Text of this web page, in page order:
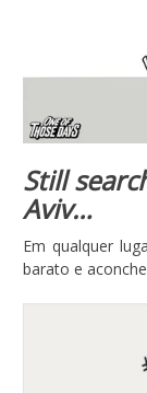
Still
Aviv…
Em qualquer
barato e